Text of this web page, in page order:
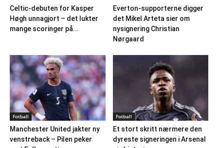
Celtic-debuten for Kasper
Høgh unnagjort – det lukter
mange scoringer på...
Everton-supporterne digger
det Mikel Arteta sier om
nysignering Christian
Nørgaard
Fotball
Manchester United jakter ny
venstreback – Pilen peker
Fotball
Et stort skritt nærmere den
dyreste signeringen i Arsenal